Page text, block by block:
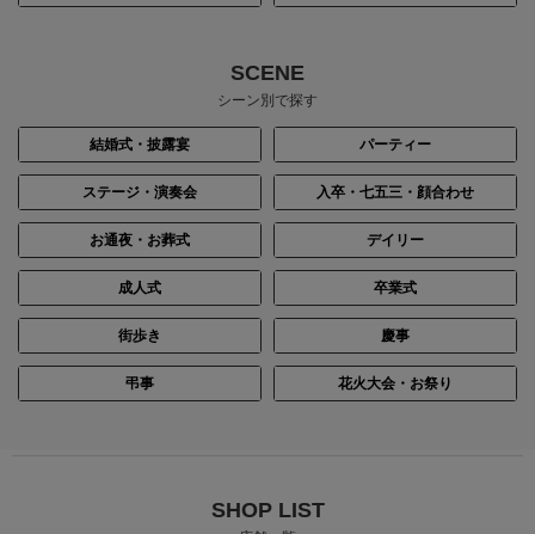
身長：154cm 身長：145cm
身長：164cm 身長：157cm
SCENE
シーン別で探す
結婚式・披露宴 パーティー
ステージ・演奏会 入卒・七五三・顔合わせ
お通夜・お葬式 デイリー
成人式 卒業式
街歩き 慶事
弔事 花火大会・お祭り
SHOP LIST